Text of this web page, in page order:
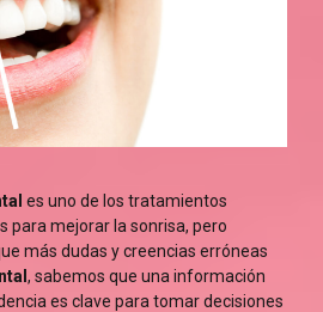
es uno de los tratamientos
para mejorar la sonrisa, pero
más dudas y creencias erróneas
, sabemos que una información
es clave para tomar decisiones